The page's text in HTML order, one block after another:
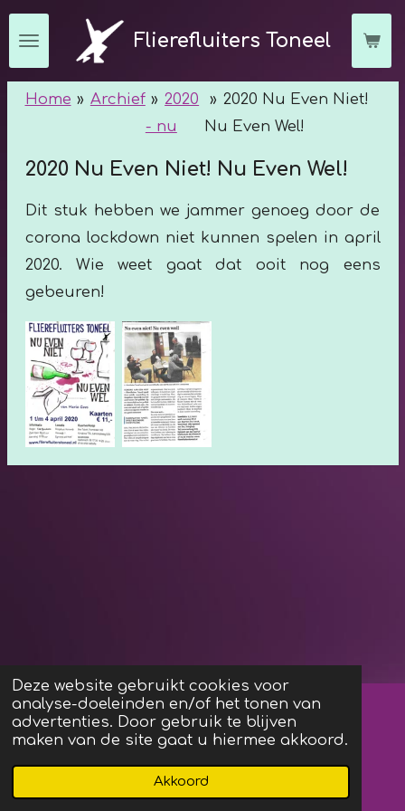
Deze website gebruikt cookies voor
analyse-doeleinden en/of het tonen van
advertenties. Door gebruik te blijven
maken van de site gaat u hiermee akkoord.
Akkoord
Ga
direct
de
Flierefluiters Toneel
Home » Archief » 2020
- nu
» 2020 Nu Even Niet!
Nu Even Wel!
2020 Nu Even Niet! Nu Even Wel!
Dit stuk hebben we jammer genoeg door de
corona lockdown niet kunnen spelen in april
2020. Wie weet gaat dat ooit nog eens
gebeuren!
Algemene Voorwaarden
a
n